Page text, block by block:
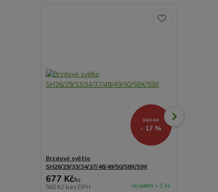
819 Kč
- 17 %
Brzdové světlo
SH26/29/33/34/37/48/49/50/58X/59X
677 Kč/ks
560 Kč bez DPH skladem > 1 ks